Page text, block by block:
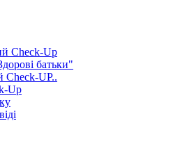
Check-Up
батьки"
Check-UP..
Up